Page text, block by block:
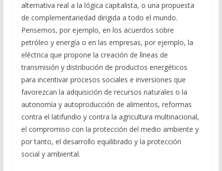
alternativa real a la lógica capitalista, o una propuesta
de complementariedad dirigida a todo el mundo.
Pensemos, por ejemplo, en los acuerdos sobre
petróleo y energía o en las empresas, por ejemplo, la
eléctrica que propone la creación de líneas de
transmisión y distribución de productos energéticos
para incentivar procesos sociales e inversiones que
favorezcan la adquisición de recursos naturales o la
autonomía y autoproducción de alimentos, reformas
contra el latifundio y contra la agricultura multinacional,
el compromiso con la protección del medio ambiente y
por tanto, el desarrollo equilibrado y la protección
social y ambiental.